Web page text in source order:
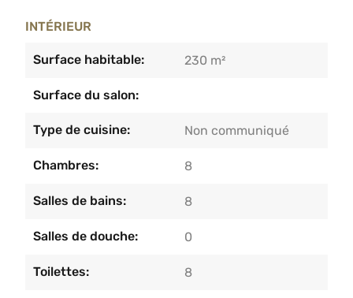
INTÉRIEUR
Surface habitable: 230 m²
Surface du salon:
Type de cuisine: Non communiqué
Chambres: 8
Salles de bains: 8
Salles de douche: 0
Toilettes: 8